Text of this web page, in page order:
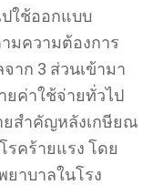
ใช้ออกแบบ
มความต้องการ
าก 3 ส่วนเข้ามา
ยค่าใช้จ่ายทั่วไป
ยสำคัญหลังเกษียณ
คร้ายแรง โดย
าบาลในโรง